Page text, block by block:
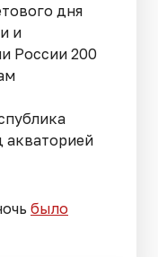
дня
и
России 200
акваторией
было